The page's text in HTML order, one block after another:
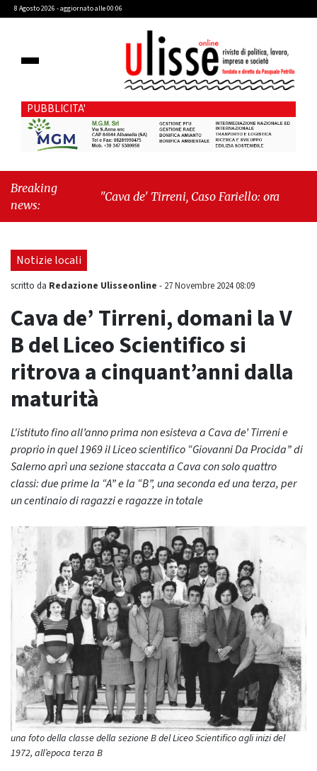
8 Agosto 2026 - aggiornato alle 00:06
PUBBLICITA'
Breaking
news:
"Cava de' Tirreni, Caso Fariello: ora torniamo ai
Notizie locali
scritto da Redazione Ulisseonline - 27 Novembre 2024 08:09
Cava de’ Tirreni, domani la V
B del Liceo Scientifico si
ritrova a cinquant’anni dalla
maturità
L'istituto fino all’anno prima non esisteva a Cava de’ Tirreni e
proprio in quel 1969 il Liceo scientifico “Giovanni Da Procida” di
Salerno aprì una sezione staccata a Cava con solo quattro
classi: due prime la “A” e la “B”, una seconda ed una terza, per
un centinaio di ragazzi e ragazze in totale
una foto della classe della sezione B del Liceo Scientifico agli inizi del
1972, all’epoca terza B